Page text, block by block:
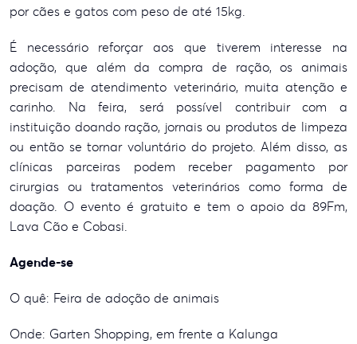
por cães e gatos com peso de até 15kg.
É necessário reforçar aos que tiverem interesse na
adoção, que além da compra de ração, os animais
precisam de atendimento veterinário, muita atenção e
carinho. Na feira, será possível contribuir com a
instituição doando ração, jornais ou produtos de limpeza
ou então se tornar voluntário do projeto. Além disso, as
clínicas parceiras podem receber pagamento por
cirurgias ou tratamentos veterinários como forma de
doação. O evento é gratuito e tem o apoio da 89Fm,
Lava Cão e Cobasi.
Agende-se
O quê: Feira de adoção de animais
Onde: Garten Shopping, em frente a Kalunga